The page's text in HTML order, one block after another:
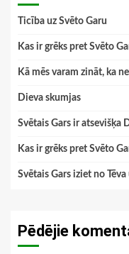
Ticība uz Svēto Garu
Kas ir grēks pret Svēto
Kā mēs varam zināt, ka
Dieva skumjas
Svētais Gars ir atsevišķa
Kas ir grēks pret Svēto
Svētais Gars iziet no Tēva
Pēdējie